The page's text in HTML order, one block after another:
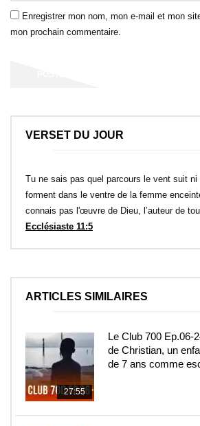
Enregistrer mon nom, mon e-mail et mon
mon prochain commentaire.
VERSET DU JOUR
Tu ne sais pas quel parcours le vent suit
forment dans le ventre de la femme
connais pas l'œuvre de Dieu, l’auteur de
Ecclésiaste 11:5
ARTICLES SIMILAIRES
27:55
Le Club 700 Ep.06-
de Christian, un
de 7 ans comme